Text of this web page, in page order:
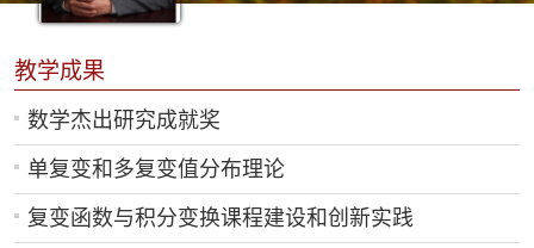
教学成果
数学杰出研究成就奖
单复变和多复变值分布理论
复变函数与积分变换课程建设和创新实践